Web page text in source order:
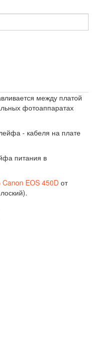
между платой
фотоаппаратах
- кабеля на плате
EOS 450D от